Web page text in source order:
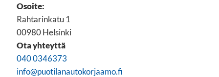
Osoite:
Rahtarinkatu 1
00980 Helsinki
Ota yhteyttä
040 0346373
info@puotilanautokorjaamo.fi